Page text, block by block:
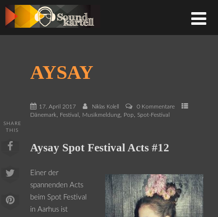
AYSAY
17. April 2017 Niklas Kolell
0 Kommentare
Dänemark, Festival , Musikmeldung, Pop, Spot-Festival
SHARE
THIS
Aysay Spot Festival Acts #12
Einer der
spannenden Acts
beim Spot Festival
in Aarhus ist